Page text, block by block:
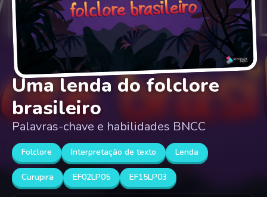
Uma lenda do folclore
brasileiro
Palavras-chave e habilidades BNCC
Folclore Interpretação de texto Lenda
Curupira EF02LP05 EF15LP03